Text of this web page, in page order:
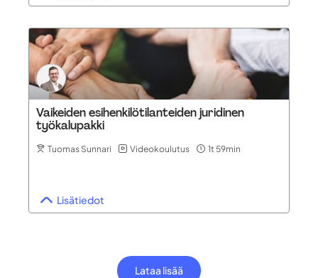
Vaikeiden esihenkilötilanteiden juridinen
työkalupakki
Tuomas Sunnari Videokoulutus 1t 59min
Lisätiedot
Lataa lisää